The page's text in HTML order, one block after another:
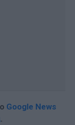
Google News
.